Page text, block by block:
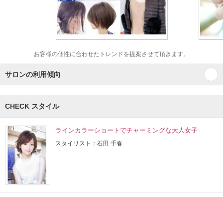
お客様の個性に合わせたトレンドを提案させて頂きます。
サロンの利用傾向
CHECK スタイル
ラインカラーショートでチャーミングな大人女子
スタイリスト：石田 千春